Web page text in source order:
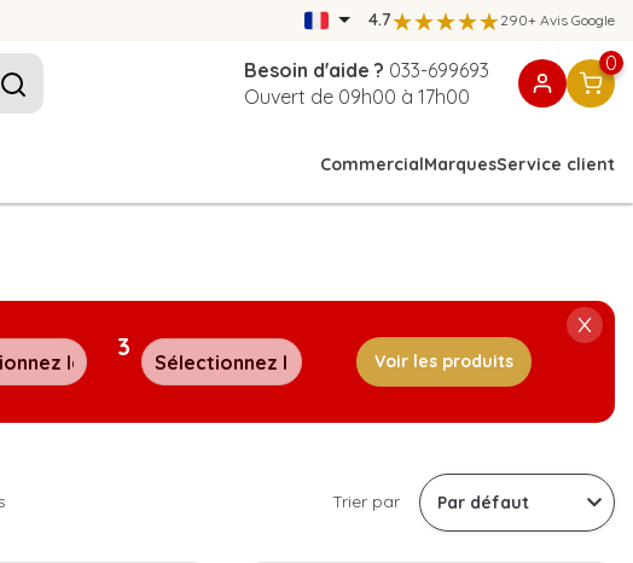
4.7 290+ Avis Google
Besoin d'aide ? 033-699693
Ouvert de 09h00 à 17h00
0
CommercialMarquesService client
3 Voir les produits
Trier par